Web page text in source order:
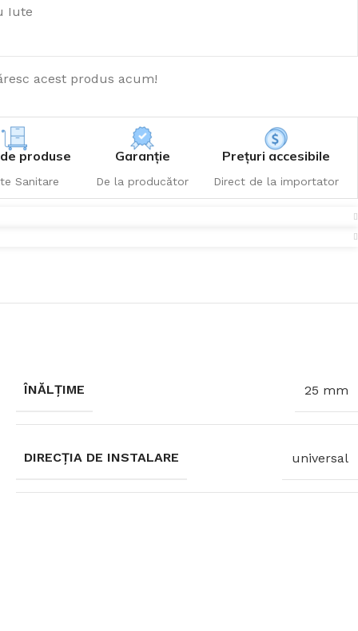
Iute
acest produs acum!
produse
Sanitare
Garanție
De la producător
Prețuri accesibile
Direct de la importator
ÎNĂLȚIME 25 mm
DIRECȚIA DE INSTALARE universal